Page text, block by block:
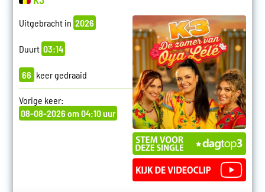
Uitgebracht in 2026
Duurt 03:14
66 keer gedraaid
Vorige keer:
08-08-2026 om 04:10 uur